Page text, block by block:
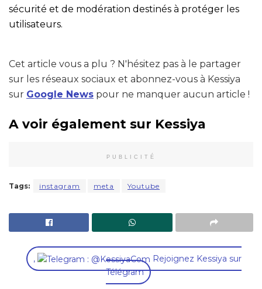
sécurité et de modération destinés à protéger les
utilisateurs.
Cet article vous a plu ? N'hésitez pas à le partager
sur les réseaux sociaux et abonnez-vous à Kessiya
sur Google News pour ne manquer aucun article !
A voir également sur Kessiya
PUBLICITÉ
Tags: instagram meta Youtube
,
Rejoignez Kessiya sur
Télégram